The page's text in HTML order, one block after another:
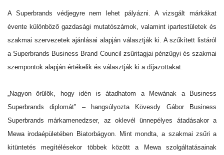
A Superbrands védjegyre nem lehet pályázni. A vizsgált márkákat
évente különböző gazdasági mutatószámok, valamint ipartestületek és
szakmai szervezetek ajánlásai alapján választják ki. A szűkített listáról
a Superbrands Business Brand Council zsűritagjai pénzügyi és szakmai
szempontok alapján értékelik és választják ki a díjazottakat.
„Nagyon örülök, hogy idén is átadhatom a Mewának a Business
Superbrands diplomát” – hangsúlyozta Kövesdy Gábor Business
Superbrands márkamenedzser, az oklevél ünnepélyes átadásakor a
Mewa irodaépületében Biatorbágyon. Mint mondta, a szakmai zsűri a
kitüntetés megítélésekor többek között a Mewa szolgáltatásainak